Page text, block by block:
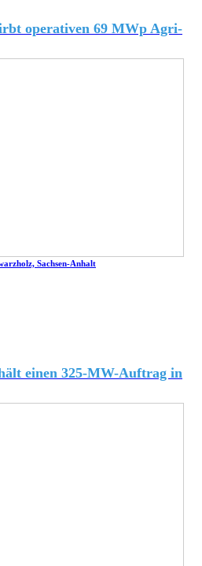
operativen 69 MWp Agri-
Sachsen-Anhalt
einen 325-MW-Auftrag in